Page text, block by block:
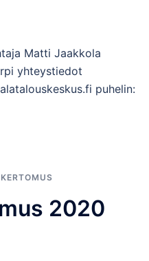
Matti Jaakkola
yhteystiedot
puhelin:
2020